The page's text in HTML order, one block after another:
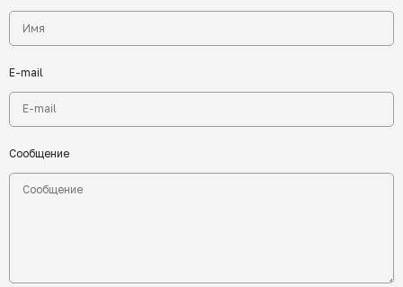
E-mail
Сообщение